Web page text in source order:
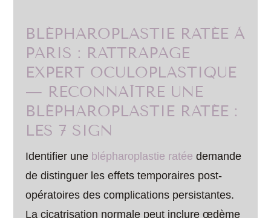
BLÉPHAROPLASTIE RATÉE À
PARIS : RATTRAPAGE
EXPERT OCULOPLASTIQUE
— RECONNAÎTRE UNE
BLÉPHAROPLASTIE RATÉE :
LES 7 SIGN
Identifier une blépharoplastie ratéedemande
de distinguer les effets temporaires post-
opératoires des complications persistantes.
La cicatrisation normale peut inclure œdème